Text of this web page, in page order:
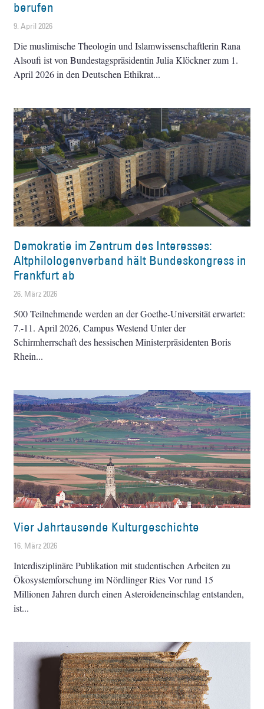
berufen
9. April 2026
Die muslimische Theologin und Islamwissenschaftlerin Rana
Alsoufi ist von Bundestagspräsidentin Julia Klöckner zum 1.
April 2026 in den Deutschen Ethikrat
Demokratie im Zentrum des Interesses:
Altphilologenverband hält Bundeskongress in
Frankfurt ab
26. März 2026
500 Teilnehmende werden an der Goethe-Universität erwartet:
7.-11. April 2026, Campus Westend Unter der
Schirmherrschaft des hessischen Ministerpräsidenten Boris
Rhein
Vier Jahrtausende Kulturgeschichte
16. März 2026
Interdisziplinäre Publikation mit studentischen Arbeiten zu
Ökosystemforschung im Nördlinger Ries Vor rund 15
Millionen Jahren durch einen Asteroideneinschlag entstanden,
ist